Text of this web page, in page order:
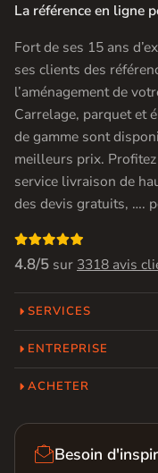
La référence en ligne
Fort de ses 15 ans
ses clients des
l’aménagement de
Carrelage, parquet et
de gamme sont
meilleurs prix.
service livraison de
des devis gratuits, ….

4.8/5 sur 3318 avis
SERVICES
ENTREPRISE
ACHETER
Besoin